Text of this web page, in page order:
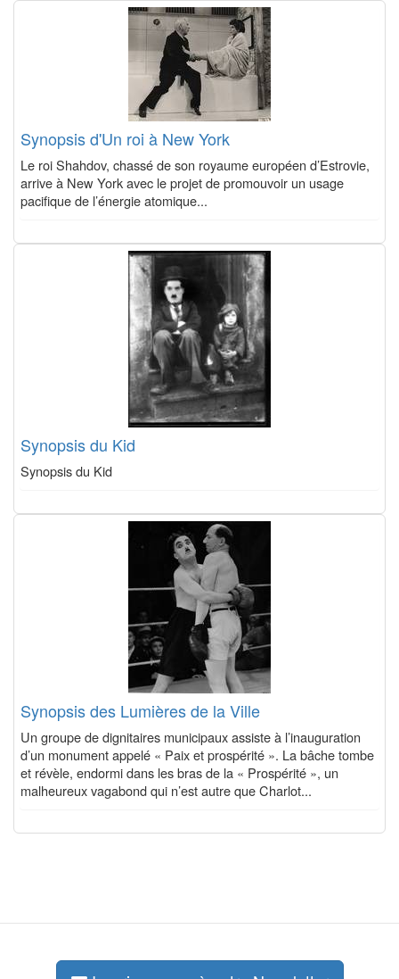
Synopsis d'Un roi à New York
Le roi Shahdov, chassé de son royaume européen d’Estrovie,
arrive à New York avec le projet de promouvoir un usage
pacifique de l’énergie atomique...
Synopsis du Kid
Synopsis du Kid
Synopsis des Lumières de la Ville
Un groupe de dignitaires municipaux assiste à l’inauguration
d’un monument appelé « Paix et prospérité ». La bâche tombe
et révèle, endormi dans les bras de la « Prospérité », un
malheureux vagabond qui n’est autre que Charlot...